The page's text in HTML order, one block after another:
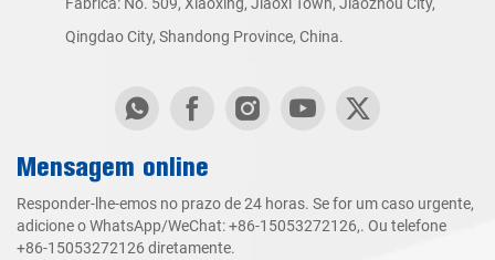
Qingdao City, Shandong Province, China.
Mensagem online
Responder-lhe-emos no prazo de 24 horas. Se for um caso urgente,
adicione o WhatsApp/WeChat:+86-15053272126,. Ou telefone
+86-15053272126 diretamente.